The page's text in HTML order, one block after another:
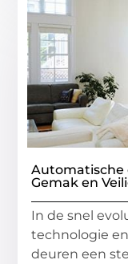
Automatische
Gemak en
In de snel
technologie
deuren een